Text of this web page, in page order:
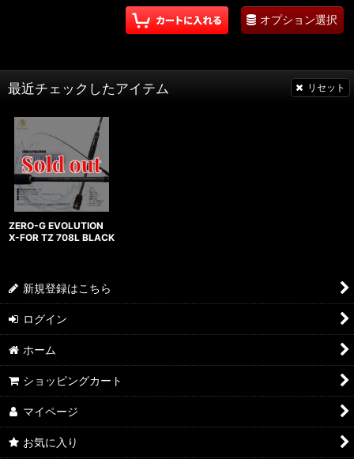
オプション選択
最近チェックしたアイテム リセット
ZERO-G EVOLUTION
X-FOR TZ 708L BLACK
新規登録はこちら
ログイン
ホーム
ショッピングカート
マイページ
お気に入り